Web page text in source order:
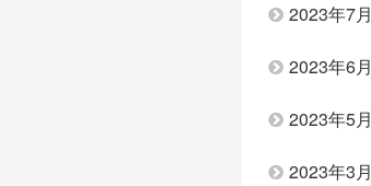
2023年7月
2023年6月
2023年5月
2023年3月